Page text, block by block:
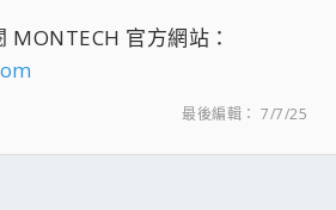
MONTECH 官方網站：
最後編輯： 7/7/25